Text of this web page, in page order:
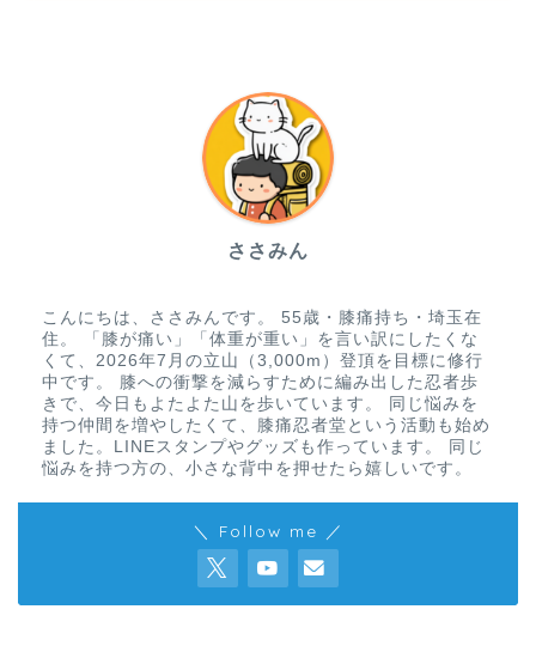
ささみん
こんにちは、ささみんです。 55歳・膝痛持ち・埼玉在
住。 「膝が痛い」「体重が重い」を言い訳にしたくな
くて、2026年7月の立山（3,000m）登頂を目標に修行
中です。 膝への衝撃を減らすために編み出した忍者歩
きで、今日もよたよた山を歩いています。 同じ悩みを
持つ仲間を増やしたくて、膝痛忍者堂という活動も始め
ました。LINEスタンプやグッズも作っています。 同じ
悩みを持つ方の、小さな背中を押せたら嬉しいです。
＼ Follow me ／